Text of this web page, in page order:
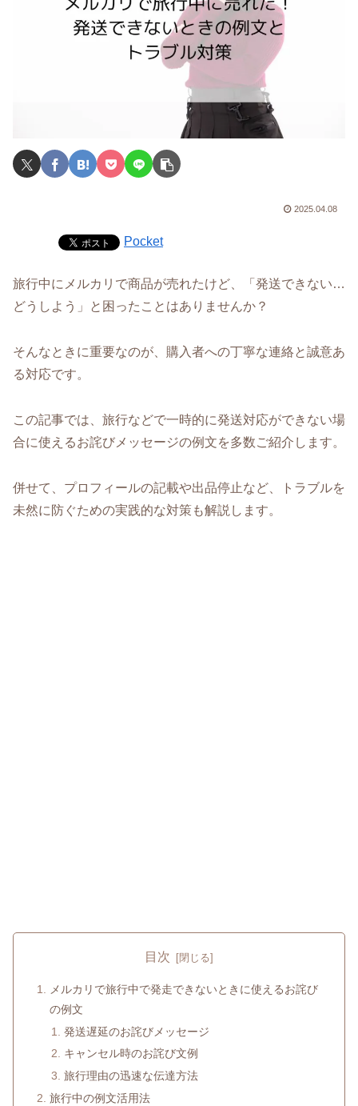
2025.04.08
Pocket
旅行中にメルカリで商品が売れたけど、「発送できない…
どうしよう」と困ったことはありませんか？
そんなときに重要なのが、購入者への丁寧な連絡と誠意あ
る対応です。
この記事では、旅行などで一時的に発送対応ができない場
合に使えるお詫びメッセージの例文を多数ご紹介します。
併せて、プロフィールの記載や出品停止など、トラブルを
未然に防ぐための実践的な対策も解説します。
目次
メルカリで旅行中で発走できないときに使えるお詫び
の例文
発送遅延のお詫びメッセージ
キャンセル時のお詫び文例
旅行理由の迅速な伝達方法
旅行中の例文活用法